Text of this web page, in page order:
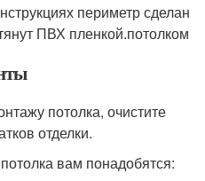
периметр сделан
ПВХ пленкой.потолком
потолка, очистите
отделки.
вам понадобятся: